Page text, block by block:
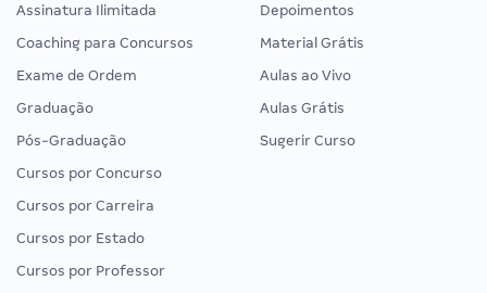
Assinatura Ilimitada
Coaching para Concursos
Exame de Ordem
Graduação
Pós-Graduação
Cursos por Concurso
Cursos por Carreira
Cursos por Estado
Cursos por Professor
Depoimentos
Material Grátis
Aulas ao Vivo
Aulas Grátis
Sugerir Curso